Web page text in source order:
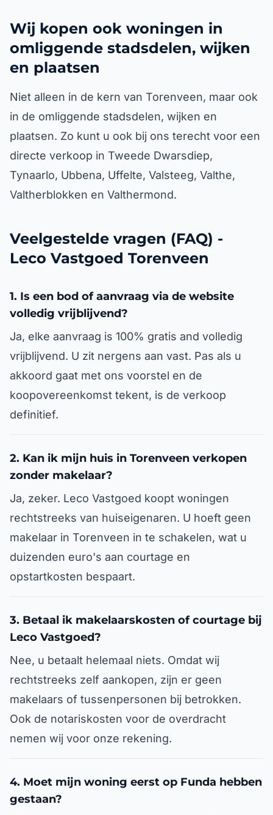
Wij kopen ook woningen in
omliggende stadsdelen, wijken
en plaatsen
Niet alleen in de kern van Torenveen, maar ook
in de omliggende stadsdelen, wijken en
plaatsen. Zo kunt u ook bij ons terecht voor een
directe verkoop in Tweede Dwarsdiep,
Tynaarlo, Ubbena, Uffelte, Valsteeg, Valthe,
Valtherblokken en Valthermond.
Veelgestelde vragen (FAQ) -
Leco Vastgoed Torenveen
1. Is een bod of aanvraag via de website
volledig vrijblijvend?
Ja, elke aanvraag is 100% gratis and volledig
vrijblijvend. U zit nergens aan vast. Pas als u
akkoord gaat met ons voorstel en de
koopovereenkomst tekent, is de verkoop
definitief.
2. Kan ik mijn huis in Torenveen verkopen
zonder makelaar?
Ja, zeker. Leco Vastgoed koopt woningen
rechtstreeks van huiseigenaren. U hoeft geen
makelaar in Torenveen in te schakelen, wat u
duizenden euro's aan courtage en
opstartkosten bespaart.
3. Betaal ik makelaarskosten of courtage bij
Leco Vastgoed?
Nee, u betaalt helemaal niets. Omdat wij
rechtstreeks zelf aankopen, zijn er geen
makelaars of tussenpersonen bij betrokken.
Ook de notariskosten voor de overdracht
nemen wij voor onze rekening.
4. Moet mijn woning eerst op Funda hebben
gestaan?